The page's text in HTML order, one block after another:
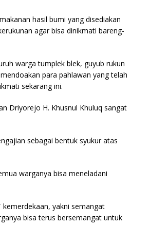
hasil bumi yang disediakan
agar bisa dinikmati bareng-
warga tumplek blek, guyub rukun
para pahlawan yang telah
sekarang ini.
Driyorejo H. Khusnul Khuluq sangat
sebagai bentuk syukur atas
warganya bisa meneladani
yakni semangat
bisa terus bersemangat untuk